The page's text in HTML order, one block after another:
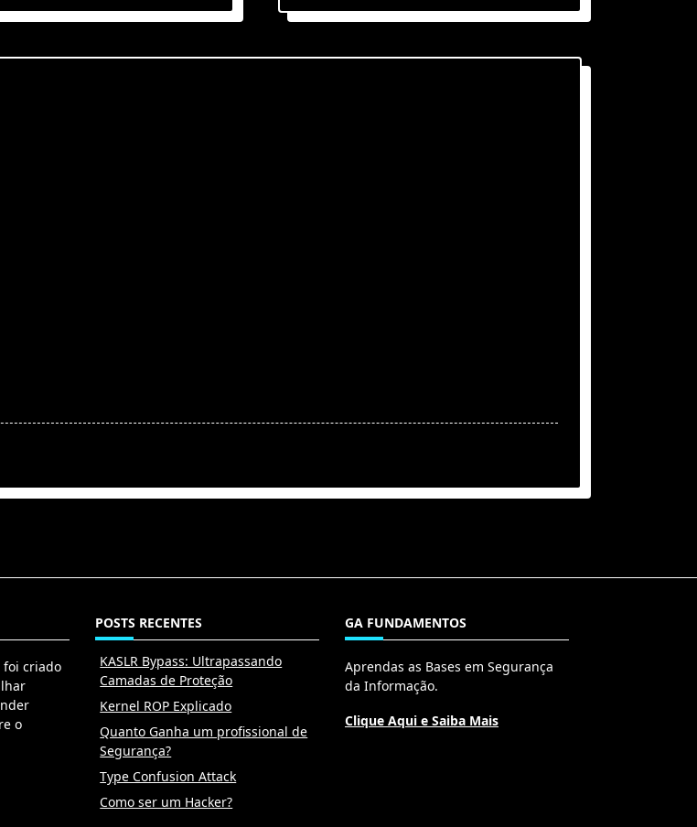
foi criado
o
POSTS RECENTES
KASLR Bypass: Ultrapassando
Camadas de Proteção
Kernel ROP Explicado
Quanto Ganha um profissional de
Segurança?
Type Confusion Attack
Como ser um Hacker?
GA FUNDAMENTOS
Aprendas as Bases em Segurança
da Informação.
Clique Aqui e Saiba Mais